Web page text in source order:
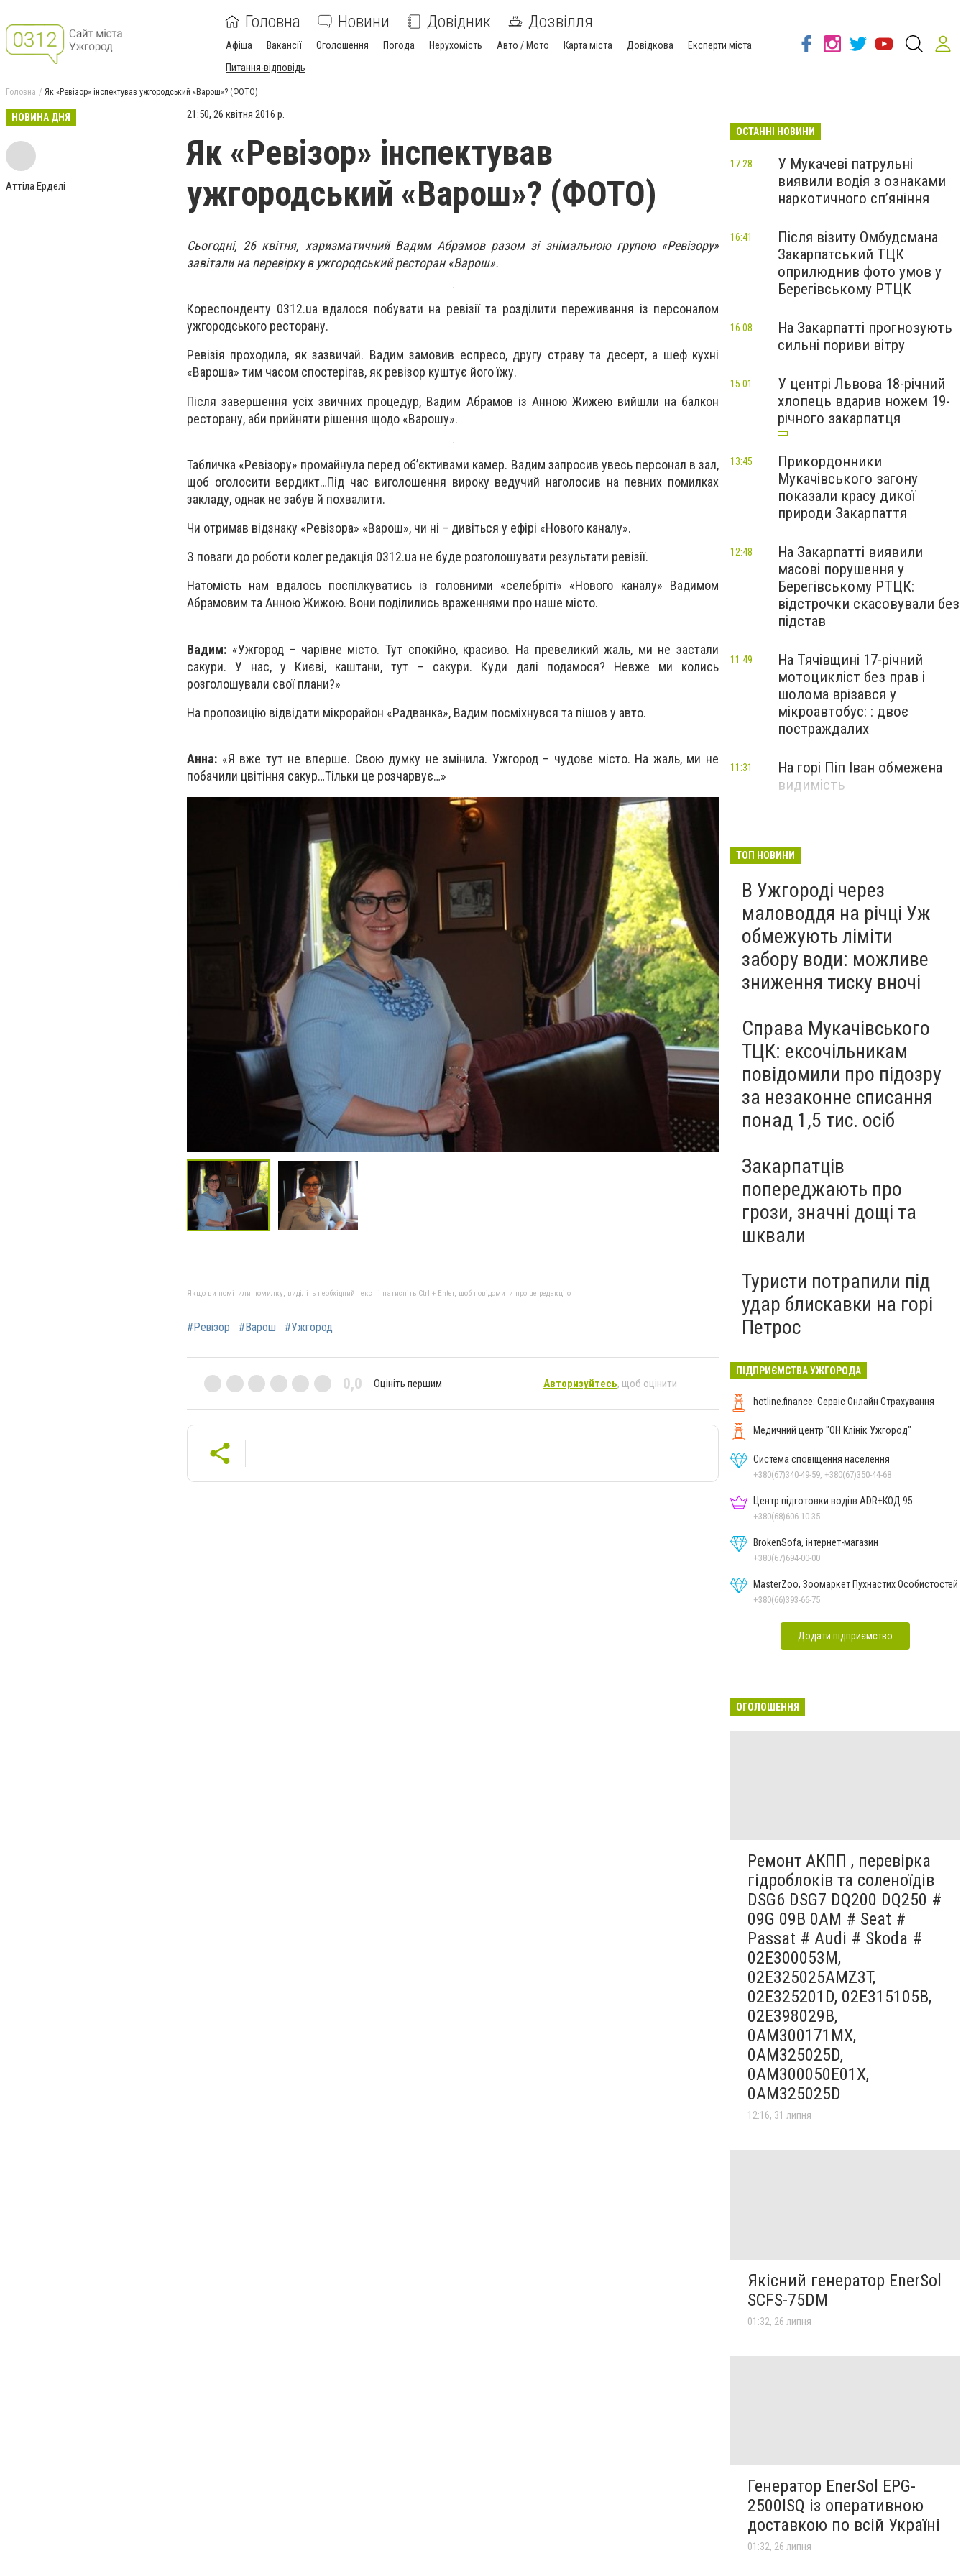
Головна Новини Довідник Дозвілля
Афіша Вакансії Оголошення Погода Нерухомість Авто / Мото Карта міста Довідкова
Експерти міста
Питання-відповідь
Головна Як «Ревізор» інспектував ужгородський «Варош»? (ФОТО)
НОВИНА ДНЯ
Аттіла Ерделі
21:50, 26 квітня 2016 р.
Як «Ревізор» інспектував
ужгородський «Варош»? (ФОТО)
Сьогодні, 26 квітня, харизматичний Вадим Абрамов разом зі знімальною групою «Ревізору»
завітали на перевірку в ужгородський ресторан «Варош».
Кореспонденту 0312.ua вдалося побувати на ревізії та розділити переживання із персоналом
ужгородського ресторану.
Ревізія проходила, як зазвичай. Вадим замовив еспресо, другу страву та десерт, а шеф кухні
«Вароша» тим часом спостерігав, як ревізор куштує його їжу.
Після завершення усіх звичних процедур, Вадим Абрамов із Анною Жижею вийшли на балкон
ресторану, аби прийняти рішення щодо «Варошу».
Табличка «Ревізору» промайнула перед об’єктивами камер. Вадим запросив увесь персонал в зал,
щоб оголосити вердикт…Під час виголошення вироку ведучий наголосив на певних помилках
закладу, однак не забув й похвалити.
Чи отримав відзнаку «Ревізора» «Варош», чи ні – дивіться у ефірі «Нового каналу».
З поваги до роботи колег редакція 0312.ua не буде розголошувати результати ревізії.
Натомість нам вдалось поспілкуватись із головними «селебріті» «Нового каналу» Вадимом
Абрамовим та Анною Жижою. Вони поділились враженнями про наше місто.
Вадим: «Ужгород – чарівне місто. Тут спокійно, красиво. На превеликий жаль, ми не застали
сакури. У нас, у Києві, каштани, тут – сакури. Куди далі подамося? Невже ми колись
розголошували свої плани?»
На пропозицію відвідати мікрорайон «Радванка», Вадим посміхнувся та пішов у авто.
Анна: «Я вже тут не вперше. Свою думку не змінила. Ужгород – чудове місто. На жаль, ми не
побачили цвітіння сакур…Тільки це розчарвує…»
Якщо ви помітили помилку, виділіть необхідний текст і натисніть Ctrl + Enter, щоб повідомити про це редакцію
#Ревізор #Варош #Ужгород
0,0 Оцініть першим Авторизуйтесь, щоб оцінити
ОСТАННІ НОВИНИ
У Мукачеві патрульні
виявили водія з ознаками
наркотичного сп’яніння
17:28
Після візиту Омбудсмана
Закарпатський ТЦК
оприлюднив фото умов у
Берегівському РТЦК
16:41
На Закарпатті прогнозують
сильні пориви вітру
16:08
У центрі Львова 18-річний
хлопець вдарив ножем 19-
річного закарпатця
15:01
Прикордонники
Мукачівського загону
показали красу дикої
природи Закарпаття
13:45
На Закарпатті виявили
масові порушення у
Берегівському РТЦК:
відстрочки скасовували без
підстав
12:48
На Тячівщині 17-річний
мотоцикліст без прав і
шолома врізався у
мікроавтобус: : двоє
постраждалих
11:49
На горі Піп Іван обмежена
видимість
11:31
ТОП НОВИНИ
В Ужгороді через
маловоддя на річці Уж
обмежують ліміти
забору води: можливе
зниження тиску вночі
Справа Мукачівського
ТЦК: ексочільникам
повідомили про підозру
за незаконне списання
понад 1,5 тис. осіб
Закарпатців
попереджають про
грози, значні дощі та
шквали
Туристи потрапили під
удар блискавки на горі
Петрос
ПІДПРИЄМСТВА УЖГОРОДА
hotline.finance: Сервіс Онлайн Страхування
Медичний центр "ОН Клінік Ужгород"
Система сповіщення населення
+380(67)340-49-59, +380(67)350-44-68
Центр підготовки водіїв ADR+КОД 95
+380(68)606-10-35
BrokenSofa, інтернет-магазин
+380(67)694-00-00
MasterZoo, Зоомаркет Пухнастих Особистостей
+380(66)393-66-75
Додати підприємство
ОГОЛОШЕННЯ
Ремонт АКПП , перевірка
гідроблоків та соленоїдів
DSG6 DSG7 DQ200 DQ250 #
09G 09B 0AM # Seat #
Passat # Audi # Skoda #
02E300053M,
02E325025AMZ3T,
02E325201D, 02E315105B,
02E398029B,
0AM300171MX,
0AM325025D,
0AM300050E01X,
0AM325025D
12:16, 31 липня
Якісний генератор EnerSol
SCFS-75DM
01:32, 26 липня
Генератор EnerSol EPG-
2500ISQ із оперативною
доставкою по всій Україні
01:32, 26 липня